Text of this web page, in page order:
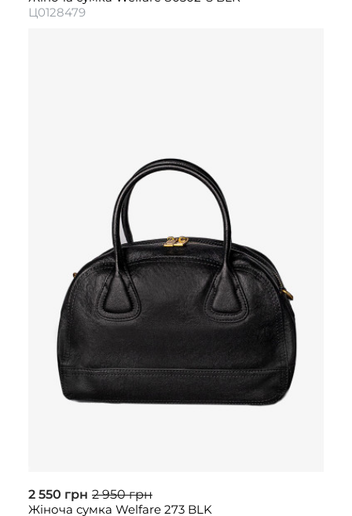
Ц0128479
2 550 грн 2 950 грн
Жіноча сумка Welfare 273 BLK